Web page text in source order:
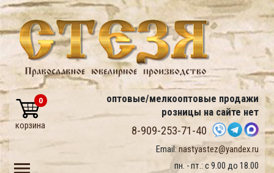
оптовые/мелкооптовые продажи
розницы на сайте нет
8-909-253-71-40
Email: nastyastez@yandex.ru
пн. - пт.: с 9.00 до 18.00
0
корзина
Toggle main menu visibility